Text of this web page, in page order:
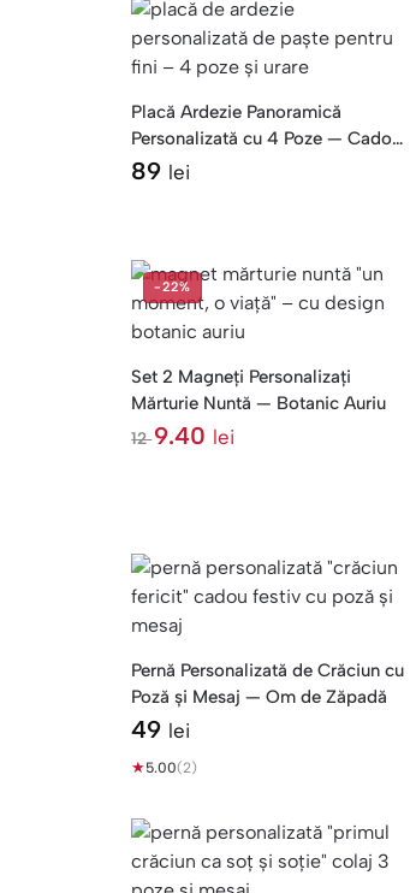
Placă Ardezie Panoramică
Personalizată cu 4 Poze — Cadou
Fini Paște
89 lei
-22%
Set 2 Magneți Personalizați
Mărturie Nuntă — Botanic Auriu
129.40 lei
Pernă Personalizată de Crăciun cu
Poză și Mesaj — Om de Zăpadă
49 lei
★5.00(2)